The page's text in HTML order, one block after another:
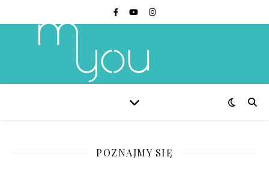
POZNAJMY SIĘ